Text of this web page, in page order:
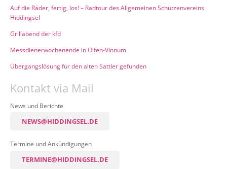
Auf die Räder, fertig, los! – Radtour des Allgemeinen Schützenvereins
Hiddingsel
Grillabend der kfd
Messdienerwochenende in Olfen-Vinnum
Übergangslösung für den alten Sattler gefunden
Kontakt via Mail
News und Berichte
NEWS@HIDDINGSEL.DE
Termine und Ankündigungen
TERMINE@HIDDINGSEL.DE